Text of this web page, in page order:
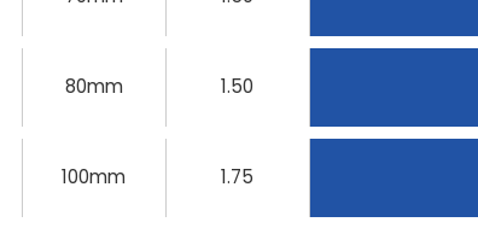
80mm 1.50
100mm 1.75